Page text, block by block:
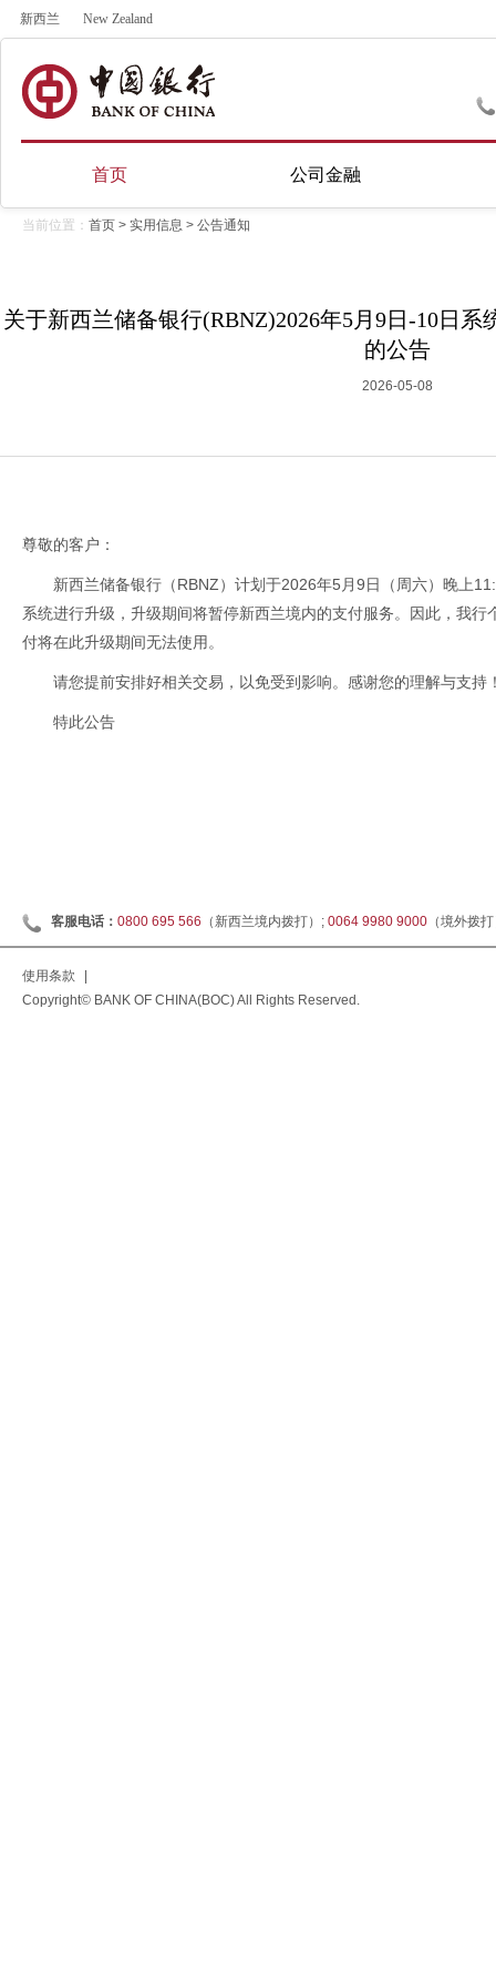
新西兰 New Zealand
首页 公司金融
当前位置： 首页 > 实用信息 > 公告通知
关于新西兰储备银行(RBNZ)2026年5月9日-10日
的公告
2026-05-08
尊敬的客户：
新西兰储备银行（RBNZ）计划于2026年5月9日（周六）晚上
系统进行升级，升级期间将暂停新西兰境内的支付服务。因此，我
付将在此升级期间无法使用。
请您提前安排好相关交易，以免受到影响。感谢您的理解与支持
特此公告
客服电话： 0800 695 566 （新西兰境内拨打）; 0064 9980 9000 （境外拨
使用条款
Copyright© BANK OF CHINA(BOC) All Rights Reserved.